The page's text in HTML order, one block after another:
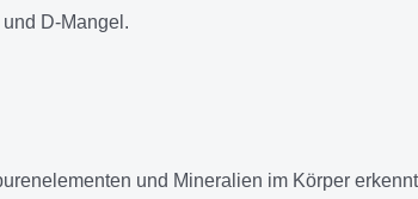
D-Mangel.
und Mineralien im Körper